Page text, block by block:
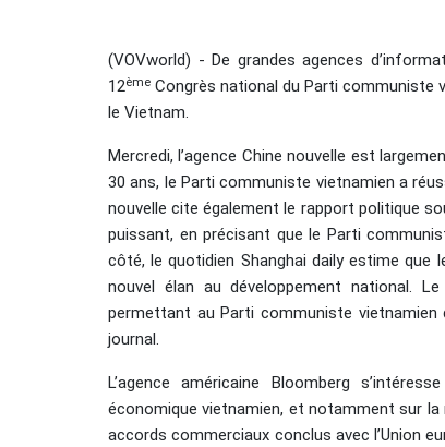
(VOVworld) - De grandes agences
12ème Congrès national du Parti communiste
le Vietnam.
Mercredi, l’agence Chine nouvelle est
30 ans, le Parti communiste vietnamien a
nouvelle cite également le rapport politique
puissant, en précisant que le Parti
côté, le quotidien Shanghai daily estime que
nouvel élan au développement national.
permettant au Parti communiste
journal.
L’agence américaine Bloomberg
économique vietnamien, et notamment sur
accords commerciaux conclus avec l’Union